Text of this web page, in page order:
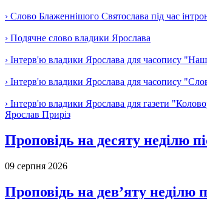
› Слово Блаженнішого Святослава під час
› Подячне слово владики Ярослава
› Інтерв'ю владики Ярослава для часопису
› Інтерв'ю владики Ярослава для часопису
› Інтерв'ю владики Ярослава для газети
Ярослав Приріз
Проповідь на десяту неділю
09 серпня 2026
Проповідь на дев’яту неділю